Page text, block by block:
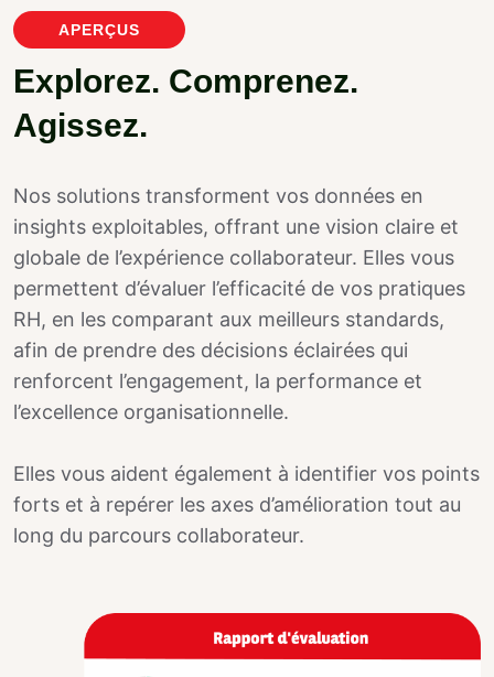
APERÇUS
Explorez. Comprenez.
Agissez.
Nos solutions transforment vos données en
insights exploitables, offrant une vision claire et
globale de l’expérience collaborateur. Elles vous
permettent d’évaluer l’efficacité de vos pratiques
RH, en les comparant aux meilleurs standards,
afin de prendre des décisions éclairées qui
renforcent l’engagement, la performance et
l’excellence organisationnelle.
Elles vous aident également à identifier vos points
forts et à repérer les axes d’amélioration tout au
long du parcours collaborateur.